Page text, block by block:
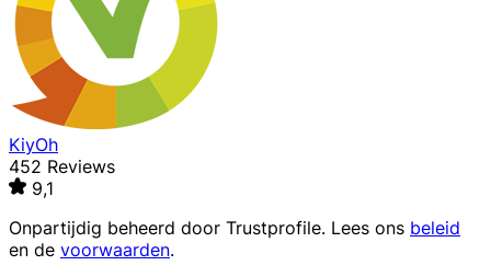
KiyOh
452 Reviews
9,1
Onpartijdig beheerd door Trustprofile. Lees ons beleid
en de voorwaarden.